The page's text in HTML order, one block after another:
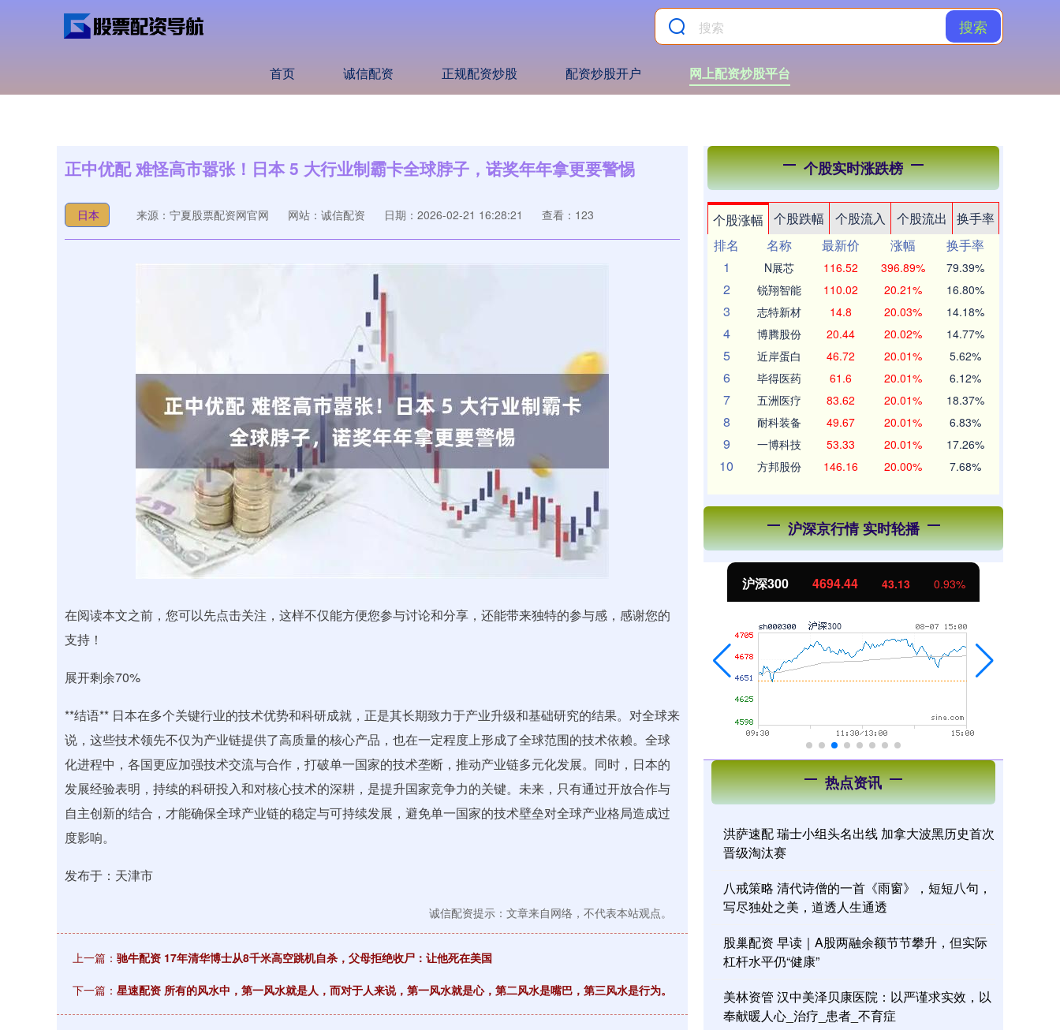
搜索
首页 诚信配资 正规配资炒股 配资炒股开户 网上配资炒股平台
正中优配 难怪高市嚣张！日本 5 大行业制霸卡全球脖子，诺奖年年拿更要警惕
日本 来源：宁夏股票配资网官网 网站：诚信配资 日期：2026-02-21 16:28:21 查看：123
在阅读本文之前，您可以先点击关注，这样不仅能方便您参与讨论和分享，还能带来独特的参与感，感谢您的
支持！
展开剩余70%
**结语** 日本在多个关键行业的技术优势和科研成就，正是其长期致力于产业升级和基础研究的结果。对全球来
说，这些技术领先不仅为产业链提供了高质量的核心产品，也在一定程度上形成了全球范围的技术依赖。全球
化进程中，各国更应加强技术交流与合作，打破单一国家的技术垄断，推动产业链多元化发展。同时，日本的
发展经验表明，持续的科研投入和对核心技术的深耕，是提升国家竞争力的关键。未来，只有通过开放合作与
自主创新的结合，才能确保全球产业链的稳定与可持续发展，避免单一国家的技术壁垒对全球产业格局造成过
度影响。
发布于：天津市
诚信配资提示：文章来自网络，不代表本站观点。
上一篇： 驰牛配资 17年清华博士从8千米高空跳机自杀，父母拒绝收尸：让他死在美国
下一篇： 星速配资 所有的风水中，第一风水就是人，而对于人来说，第一风水就是心，第二风水是嘴巴，第三风水是行为。
个股实时涨跌榜
个股涨幅 个股跌幅 个股流入 个股流出
换手率
排名
名称 最新价 涨幅
换手率
1
N展芯 116.52 396.89% 79.39%
2 锐翔智能 110.02 20.21% 16.80%
3 志特新材 14.8 20.03% 14.18%
4 博腾股份 20.44 20.02% 14.77%
5 近岸蛋白 46.72 20.01% 5.62%
6 毕得医药 61.6 20.01% 6.12%
7 五洲医疗 83.62 20.01% 18.37%
8 耐科装备 49.67 20.01% 6.83%
9 一博科技 53.33 20.01% 17.26%
10 方邦股份 146.16 20.00% 7.68%
沪深京行情 实时轮播
北证50 1134.24 11.37 1.01%
热点资讯
洪萨速配 瑞士小组头名出线 加拿大波黑历史首次
晋级淘汰赛
八戒策略 清代诗僧的一首《雨窗》，短短八句，
写尽独处之美，道透人生通透
股巢配资 早读｜A股两融余额节节攀升，但实际
杠杆水平仍“健康”
美林资管 汉中美泽贝康医院：以严谨求实效，以
奉献暖人心_治疗_患者_不育症